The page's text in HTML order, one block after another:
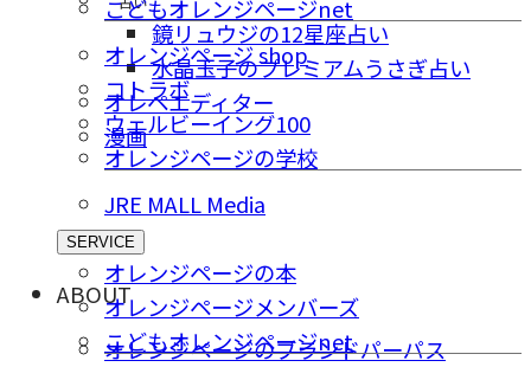
鏡リュウジの12星座占い
水晶玉子のプレミアムうさぎ占い
オレペエディター
漫画
こどもオレンジページnet
オレンジページ shop
コトラボ
ウェルビーイング100
オレンジページの学校
JRE MALL Media
SERVICE
オレンジページの本
オレンジページメンバーズ
こどもオレンジページnet
ABOUT
オレンジページのブランドパーパス